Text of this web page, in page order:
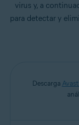
virus y, a
para detectar y
Descarga